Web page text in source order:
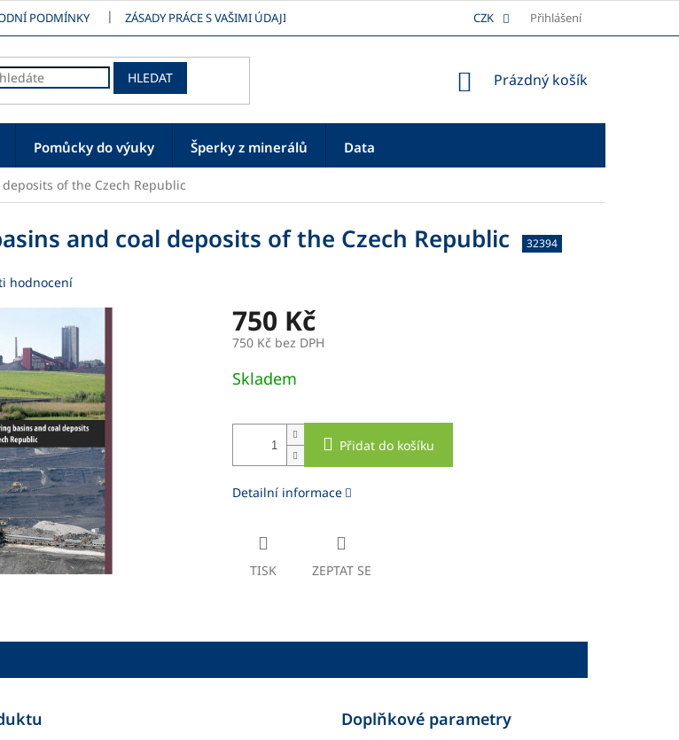
PODMÍNKY ZÁSADY PRÁCE S VAŠIMI ÚDAJI REKLAMAČNÍ ŘÁD PLATBA
CZK Přihlášení
HLEDAT
NÁKUPNÍ
Prázdný košík
Pomůcky do výuky Šperky z minerálů Data
of the Czech Republic
and coal deposits of the Czech Republic 32394
hodnocení
750 Kč
750 Kč bez DPH
cena:
Skladem
Přidat do košíku
Detailní informace
TISK ZEPTAT SE
Doplňkové parametry